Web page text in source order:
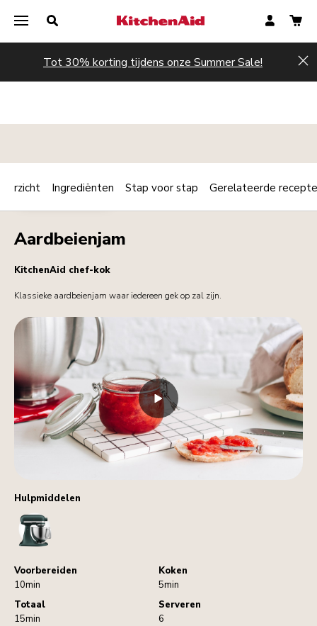
Tot 30% korting tijdens onze Summer Sale!
Hulpmiddelen
StandMixer
Voorbereiden
10min
Koken
5min
Totaal
15min
Serveren
6
ONTBIJT / BRUNCH Print
Share
Aardbeienjam
KitchenAid chef-kok
Klassieke aardbeienjam waar iedereen gek op zal zijn.
Ingrediënten Stap voor stap Gerelateerde